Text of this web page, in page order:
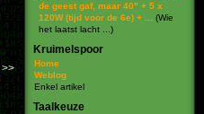
de geest gaf, maar 40" + 5 x
120W (tijd voor de 6e) + ...
(Wie
het laatst lacht ... )
Kruimelspoor
Home
Weblog
Enkel artikel
Taalkeuze